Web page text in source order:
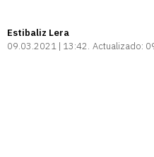
Estibaliz Lera
09.03.2021 | 13:42 Actualizado: